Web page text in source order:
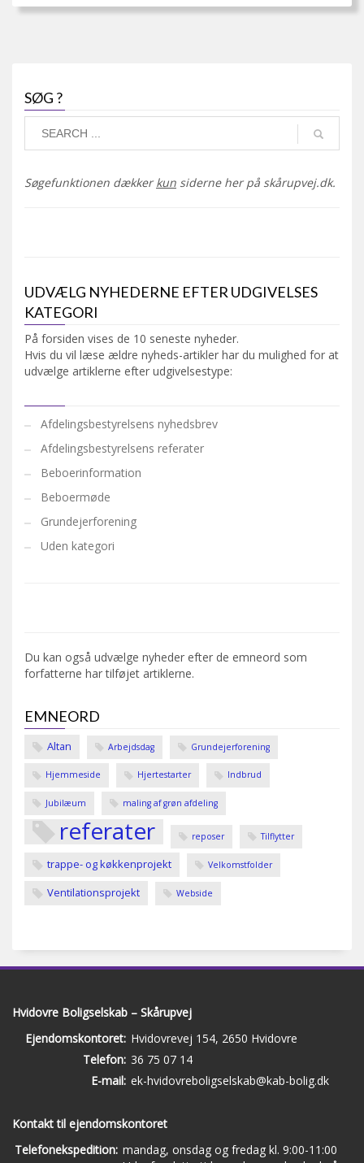
SØG ?
Søgefunktionen dækkerkun siderne her på skårupvej.dk.
UDVÆLG NYHEDERNE EFTER UDGIVELSES
KATEGORI
På forsiden vises de 10 seneste nyheder.
Hvis du vil læse ældre nyheds-artikler har du mulighed for at
udvælge artiklerne efter udgivelsestype:
Afdelingsbestyrelsens nyhedsbrev
Afdelingsbestyrelsens referater
Beboerinformation
Beboermøde
Grundejerforening
Uden kategori
Du kan også udvælge nyheder efter de emneord som
forfatterne har tilføjet artiklerne.
EMNEORD
Altan Arbejdsdag Grundejerforening
Hjemmeside Hjertestarter Indbrud
Jubilæum maling af grøn afdeling
referater reposer Tilflytter
trappe- og køkkenprojekt Velkomstfolder
Ventilationsprojekt Webside
Hvidovre Boligselskab – Skårupvej
Ejendomskontoret: Hvidovrevej 154, 2650 Hvidovre
Telefon: 36 75 07 14
E-mail: ek-hvidovreboligselskab@kab-bolig.dk
Kontakt til ejendomskontoret
Telefonekspedition: mandag, onsdag og fredag kl. 9:00-11:00